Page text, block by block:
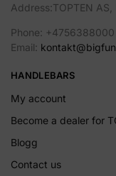
Address:TOPTEN
Phone: +4756388000
Email:
HANDLEBARS
My account
Become a dealer for
Blogg
Contact us